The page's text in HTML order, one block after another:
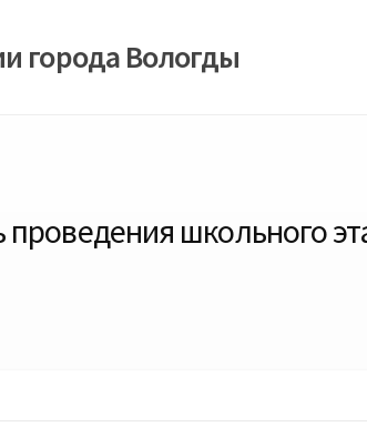
города Вологды
школьного